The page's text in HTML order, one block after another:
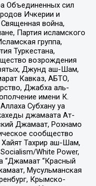
Объединенных сил
Ичкерии и
война,
Партия исламского
группа,
Туркестана,
возрождения
Джунд аш-Шам,
Кавказ, АБТО,
Джабха аль-
имени К.
Субхану уа
джамаата Ат-
Джамаат, Рохнамо
сообщество
Тахрир аш-Шам,
White Power,
“Джамаат “Красный
Мусульманская
Крымско-